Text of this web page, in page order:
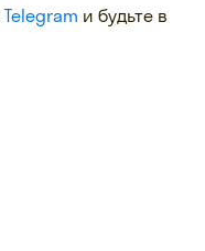
Telegram и будьте в